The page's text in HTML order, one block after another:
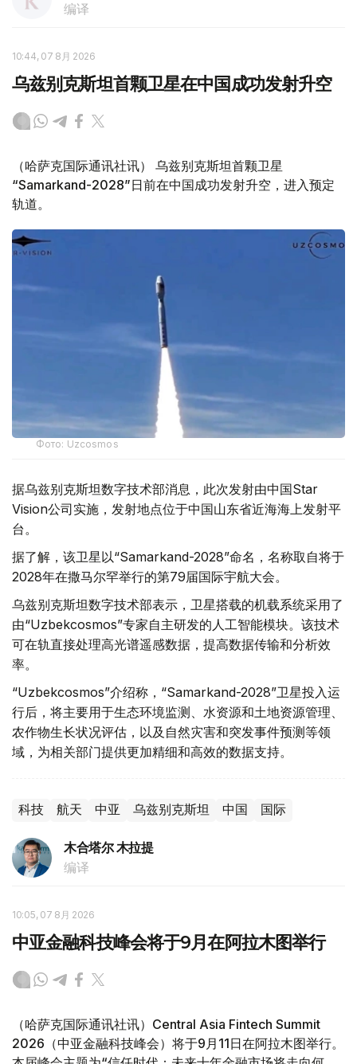
编译
10:44, 07 8月 2026
乌兹别克斯坦首颗卫星在中国成功发射升空
（哈萨克国际通讯社讯） 乌兹别克斯坦首颗卫星
“Samarkand-2028”日前在中国成功发射升空，进入预定
轨道。
Фото: Uzcosmos
据乌兹别克斯坦数字技术部消息，此次发射由中国Star
Vision公司实施，发射地点位于中国山东省近海海上发射平
台。
据了解，该卫星以“Samarkand-2028”命名，名称取自将于
2028年在撒马尔罕举行的第79届国际宇航大会。
乌兹别克斯坦数字技术部表示，卫星搭载的机载系统采用了
由“Uzbekcosmos”专家自主研发的人工智能模块。该技术
可在轨直接处理高光谱遥感数据，提高数据传输和分析效
率。
“Uzbekcosmos”介绍称，“Samarkand-2028”卫星投入运
行后，将主要用于生态环境监测、水资源和土地资源管理、
农作物生长状况评估，以及自然灾害和突发事件预测等领
域，为相关部门提供更加精细和高效的数据支持。
科技 航天 中亚 乌兹别克斯坦 中国 国际
木合塔尔 木拉提
编译
10:05, 07 8月 2026
中亚金融科技峰会将于9月在阿拉木图举行
（哈萨克国际通讯社讯）Central Asia Fintech Summit
2026（中亚金融科技峰会）将于9月11日在阿拉木图举行。